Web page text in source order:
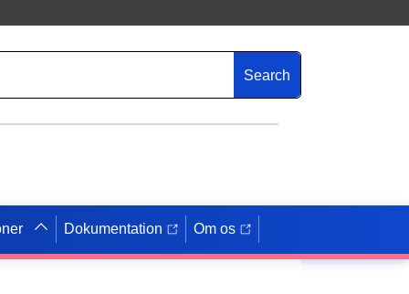
Search
Dokumentation Om os